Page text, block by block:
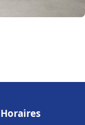
Horaires